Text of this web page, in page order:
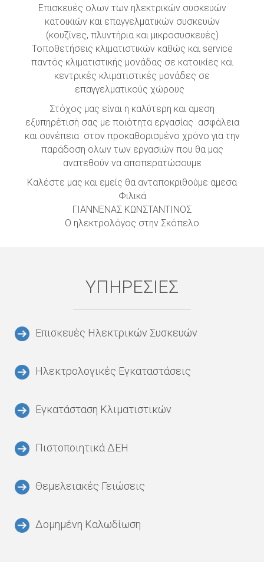
Επισκευές ολων των ηλεκτρικών συσκευών
κατοικιών και επαγγελματικών συσκευών
(κουζίνες, πλυντήρια και μικροσυσκευές)
Τοποθετήσεις κλιματιστικών καθώς και service
παντός κλιματιστικής μονάδας σε κατοικίες και
κεντρικές κλιματιστικές μονάδες σε
επαγγελματικούς χώρους
Στόχος μας είναι η καλύτερη και αμεση
εξυπηρέτισή σας με ποιότητα εργασίας ασφάλεια
και συνέπεια στον προκαθορισμένο χρόνο για την
παράδοση ολων των εργασιών που θα μας
ανατεθούν να αποπερατώσουμε
Καλέστε μας και εμείς θα ανταποκριθούμε αμεσα
Φιλικά
ΓΙΑΝΝΕΝΑΣ ΚΩΝΣΤΑΝΤΙΝΟΣ
Ο ηλεκτρολόγος στην Σκόπελο
ΥΠΗΡΕΣΊΕΣ
Επισκευές Ηλεκτρικών Συσκευών
Ηλεκτρολογικές Εγκαταστάσεις
Εγκατάσταση Κλιματιστικών
Πιστοποιητικά ΔΕΗ
Θεμελειακές Γειώσεις
Δομημένη Καλωδίωση